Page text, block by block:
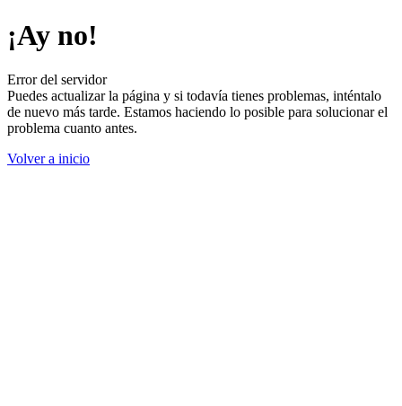
¡Ay no!
Error del servidor
Puedes actualizar la página y si todavía tienes problemas, inténtalo
de nuevo más tarde. Estamos haciendo lo posible para solucionar el
problema cuanto antes.
Volver a inicio